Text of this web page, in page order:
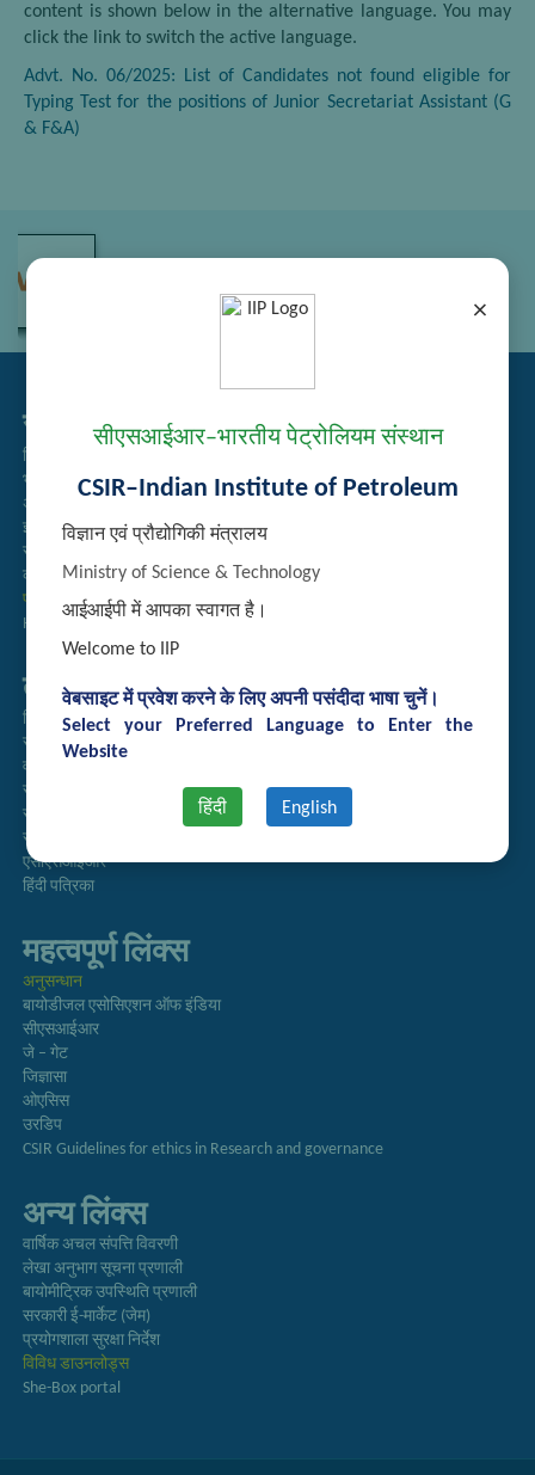
×
सीएसआईआर–भारतीय पेट्रोलियम संस्थान
CSIR–Indian Institute of Petroleum
विज्ञान एवं प्रौद्योगिकी मंत्रालय
Ministry of Science & Technology
आईआईपी में आपका स्वागत है।
Welcome to IIP
वेबसाइट में प्रवेश करने के लिए अपनी पसंदीदा भाषा चुनें।
Select your Preferred Language to Enter the
Website
हिंदी English
content is shown below in the alternative language. You may
click the link to switch the active language.
Advt. No. 06/2025: List of Candidates not found eligible for
Typing Test for the positions of Junior Secretariat Assistant (G
& F&A)
सम्बद्ध लिंक्स
निविदा प्रबंधन
भर्ती
अतिथि गृह आरक्षण
इंट्रानेट
संग्रह
कर्मचारी खोज
प्रौद्योगिकी ब्रोशर
Handling of Complaints of Sexual Harassment
तुरत लिंक्स
निदेशिका
समाचारपत्र
वार्षिक प्रतिवेदन
राजभाषा अनुभाग
सूचना का अधिकार
सीएसआईआर
एसीएसआईआर
हिंदी पत्रिका
महत्वपूर्ण लिंक्स
अनुसन्धान
बायोडीजल एसोसिएशन ऑफ इंडिया
सीएसआईआर
जे – गेट
जिज्ञासा
ओएसिस
उरडिप
CSIR Guidelines for ethics in Research and governance
अन्य लिंक्स
वार्षिक अचल संपत्ति विवरणी
लेखा अनुभाग सूचना प्रणाली
बायोमीट्रिक उपस्थिति प्रणाली
सरकारी ई-मार्केट (जेम)
प्रयोगशाला सुरक्षा निर्देश
विविध डाउनलोड्स
She-Box portal